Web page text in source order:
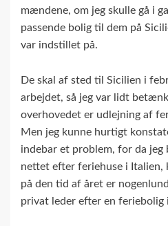
mændene, om jeg skulle gå i
passende bolig til dem på
var indstillet på.
De skal af sted til Sicilien i
arbejdet, så jeg var lidt
overhovedet er udlejning af
Men jeg kunne hurtigt
indebar et problem, for da jeg
nettet efter feriehuse i Italien,
på den tid af året er
privat leder efter en feriebolig